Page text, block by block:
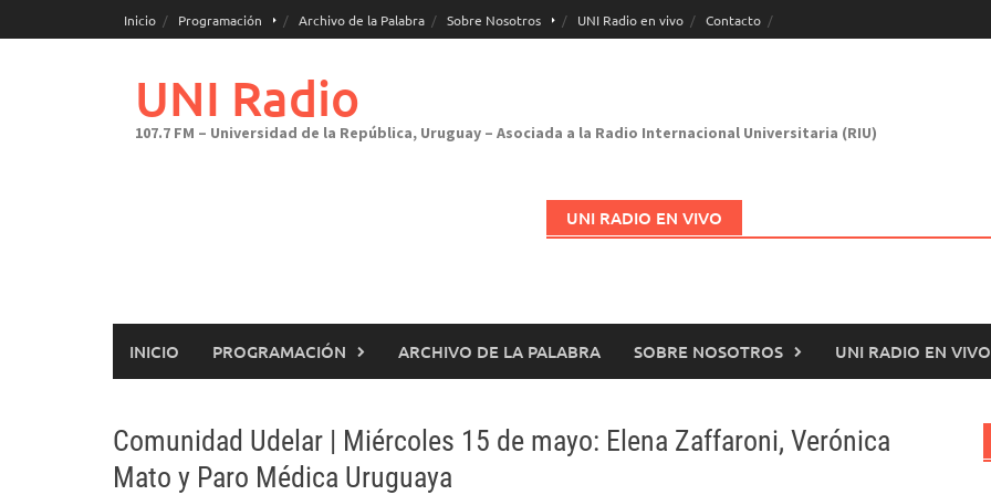
al
Inicio Programación Archivo de la Palabra Sobre Nosotros UNI Radio en vivo Contacto
UNI Radio
107.7 FM – Universidad de la República, Uruguay – Asociada a la Radio Internacional Universitaria (RIU)
UNI RADIO EN VIVO
INICIO PROGRAMACIÓN ARCHIVO DE LA PALABRA SOBRE NOSOTROS UNI RADIO EN VIVO
Comunidad Udelar | Miércoles 15 de mayo: Elena Zaffaroni, Verónica
Mato y Paro Médica Uruguaya